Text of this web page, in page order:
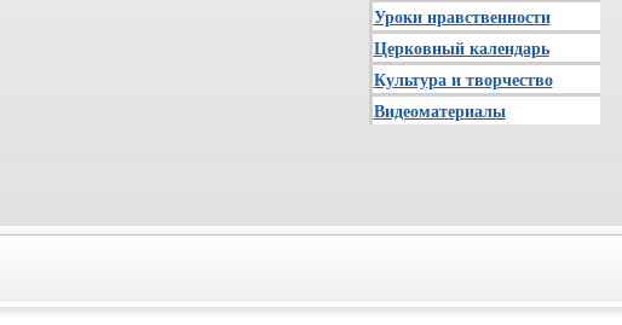
Уроки нравственности
Церковный календарь
Культура и творчество
Видеоматериалы